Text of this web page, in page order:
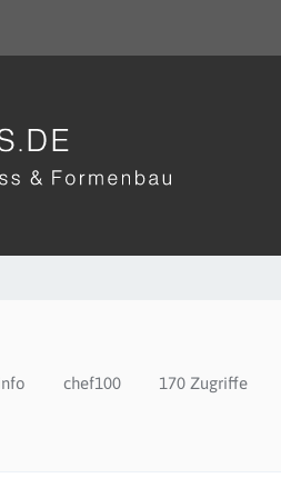
chef100 170 Zugriffe